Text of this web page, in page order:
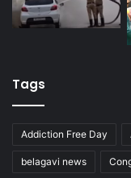
Tags
Addiction Free Day
belagavi news